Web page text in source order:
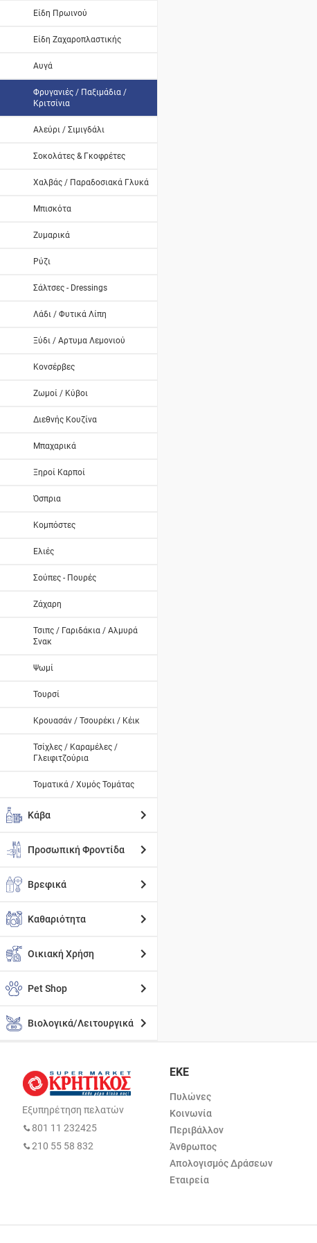
Είδη Πρωινού
Είδη Ζαχαροπλαστικής
Αυγά
Φρυγανιές / Παξιμάδια /
Κριτσίνια
Αλεύρι / Σιμιγδάλι
Σοκολάτες & Γκοφρέτες
Χαλβάς / Παραδοσιακά Γλυκά
Μπισκότα
Ζυμαρικά
Ρύζι
Σάλτσες - Dressings
Λάδι / Φυτικά Λίπη
Ξύδι / Αρτυμα Λεμονιού
Κονσέρβες
Ζωμοί / Κύβοι
Διεθνής Κουζίνα
Μπαχαρικά
Ξηροί Καρποί
Όσπρια
Κομπόστες
Ελιές
Σούπες - Πουρές
Ζάχαρη
Τσιπς / Γαριδάκια / Αλμυρά
Σνακ
Ψωμί
Τουρσί
Κρουασάν / Τσουρέκι / Κέικ
Τσίχλες / Καραμέλες /
Γλειφιτζούρια
Τοματικά / Χυμός Τομάτας
Κάβα
Προσωπική Φροντίδα
Βρεφικά
Καθαριότητα
Οικιακή Χρήση
Pet Shop
Βιολογικά/Λειτουργικά
Εξυπηρέτηση πελατών
801 11 232425
210 55 58 832
ΕΚΕ
Πυλώνες
Κοινωνία
Περιβάλλον
Άνθρωπος
Απολογισμός Δράσεων
Εταιρεία